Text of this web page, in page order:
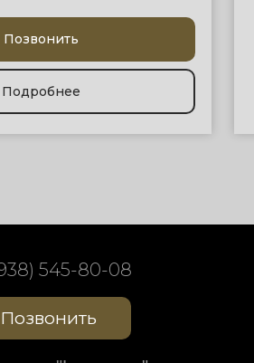
Позвонить
Подробнее
545-80-08
Позвонить